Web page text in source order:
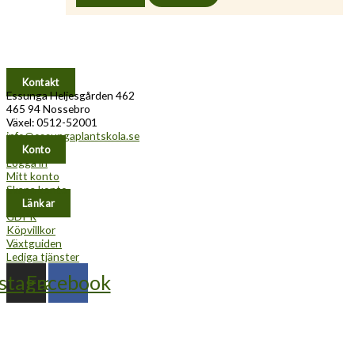
Kontakt
Essunga Heljesgården 462
465 94 Nossebro
Växel: 0512-52001
info@essungaplantskola.se
Konto
Logga in
Mitt konto
Skapa konto
Länkar
GDPR
Köpvillkor
Växtguiden
Lediga tjänster
Facebook